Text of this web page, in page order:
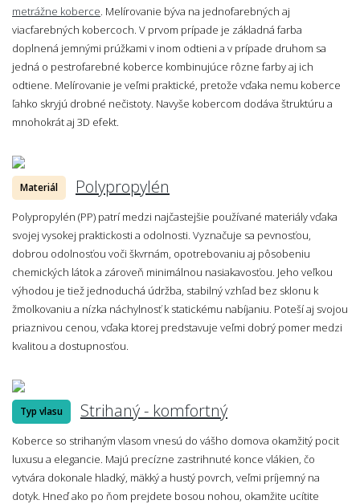
metrážne koberce . Melírovanie býva na jednofarebných aj
viacfarebných kobercoch. V prvom prípade je základná farba
doplnená jemnými prúžkami v inom odtieni a v prípade druhom sa
jedná o pestrofarebné koberce kombinujúce rôzne farby aj ich
odtiene. Melírovanie je veľmi praktické, pretože vďaka nemu koberce
ľahko skryjú drobné nečistoty. Navyše kobercom dodáva štruktúru a
mnohokrát aj 3D efekt.
Materiál Polypropylén
Polypropylén (PP) patrí medzi najčastejšie používané materiály vďaka
svojej vysokej praktickosti a odolnosti. Vyznačuje sa pevnosťou,
dobrou odolnosťou voči škvrnám, opotrebovaniu aj pôsobeniu
chemických látok a zároveň minimálnou nasiakavosťou. Jeho veľkou
výhodou je tiež jednoduchá údržba, stabilný vzhľad bez sklonu k
žmolkovaniu a nízka náchylnosť k statickému nabíjaniu. Poteší aj svojou
priaznivou cenou, vďaka ktorej predstavuje veľmi dobrý pomer medzi
kvalitou a dostupnosťou.
Typ vlasu Strihaný - komfortný
Koberce so strihaným vlasom vnesú do vášho domova okamžitý pocit
luxusu a elegancie. Majú precízne zastrihnuté konce vlákien, čo
vytvára dokonale hladký, mäkký a hustý povrch, veľmi príjemný na
dotyk. Hneď ako po ňom prejdete bosou nohou, okamžite ucítite